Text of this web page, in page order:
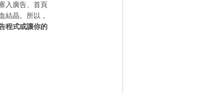
入廣告、首頁
結晶。所以，
程式或讓你的